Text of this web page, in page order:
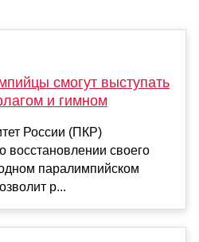
смогут выступать
и гимном
России (ПКР)
восстановлении своего
паралимпийском
р...